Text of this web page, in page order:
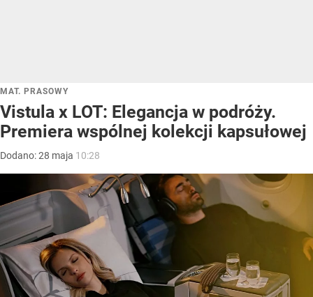
MAT. PRASOWY
Vistula x LOT: Elegancja w podróży.
Premiera wspólnej kolekcji kapsułowej
Dodano:28 maja 10:28